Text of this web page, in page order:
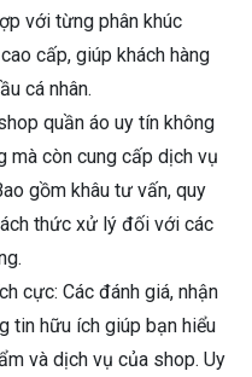
với từng phân khúc
cấp, giúp khách hàng
cá nhân.
quần áo uy tín không
mà còn cung cấp dịch vụ
gồm khâu tư vấn, quy
thức xử lý đối với các
cực: Các đánh giá, nhận
tin hữu ích giúp bạn hiểu
và dịch vụ của shop. Uy